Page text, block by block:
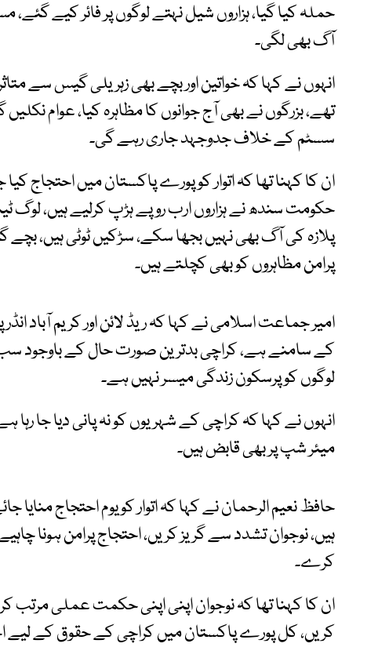
حملہ کیا گیا، ہزاروں شیل نہتے لوگوں پر فائر کیے
آگ بھی لگی۔
انہوں نے کہا کہ خواتین اور بچے بھی زہریلی گیس سے
تھے، بزرگوں نے بھی آج جوانوں کا مظاہرہ کیا، عوام
سسٹم کے خلاف جدوجہد جاری رہے گی۔
ان کا کہنا تھا کہ اتوار کو پورے پاکستان میں احتجاج
حکومت سندھ نے ہزاروں ارب روپے ہڑپ کرلیے ہیں، لوگ
پلازہ کی آگ بھی نہیں بجھا سکے، سڑکیں ٹوٹی ہیں، بچے
پرامن مظاہروں کو بھی کچلتے ہیں۔
امیر جماعت اسلامی نے کہا کہ ریڈ لائن اور کریم آباد
کے سامنے ہے، کراچی بدترین صورت حال کے باوجود
لوگوں کو پرسکون زندگی میسر نہیں ہے۔
انہوں نے کہا کہ کراچی کے شہریوں کو نہ پانی دیا جا رہا
میئر شپ پر بھی قابض ہیں۔
حافظ نعیم الرحمان نے کہا کہ اتوار کو یوم احتجاج منایا
ہیں، نوجوان تشدد سے گریز کریں، احتجاج پرامن ہونا
کرے۔
کریں، کل پورے پاکستان میں کراچی کے حقوق کے لیے